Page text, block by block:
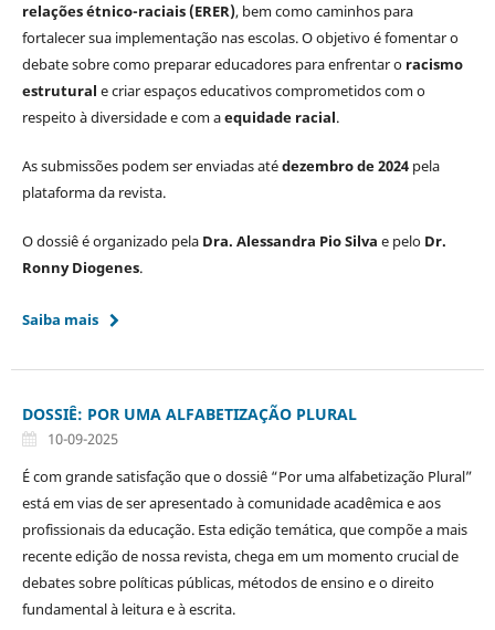
relações étnico-raciais (ERER), bem como caminhos para
fortalecer sua implementação nas escolas. O objetivo é fomentar o
debate sobre como preparar educadores para enfrentar o racismo
estrutural e criar espaços educativos comprometidos com o
respeito à diversidade e com aequidade racial.
As submissões podem ser enviadas atédezembro de 2024pela
plataforma da revista.
O dossiê é organizado pela Dra. Alessandra Pio Silva e pelo Dr.
Ronny Diogenes.
Saiba mais
DOSSIÊ: POR UMA ALFABETIZAÇÃO PLURAL
10-09-2025
É com grande satisfação que o dossiê “Por uma alfabetização Plural”
está em vias de ser apresentado à comunidade acadêmica e aos
profissionais da educação. Esta edição temática, que compõe a mais
recente edição de nossa revista, chega em um momento crucial de
debates sobre políticas públicas, métodos de ensino e o direito
fundamental à leitura e à escrita.